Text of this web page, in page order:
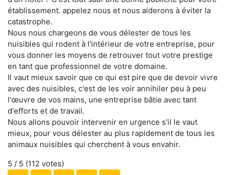
établissement. appelez nous et nous aiderons à éviter la
catastrophe.
Nous nous chargeons de vous délester de tous les
nuisibles qui rodent à l'intérieur de votre entreprise, pour
vous donner les moyens de retrouver tout votre prestige
en tant que professionnel de votre domaine.
Il vaut mieux savoir que ce qui est pire que de devoir vivre
avec des nuisibles, c'est de les voir annihiler peu à peu
l'œuvre de vos mains, une entreprise bâtie avec tant
d'efforts et de travail.
Nous allons pouvoir intervenir en urgence s'il le vaut
mieux, pour vous délester au plus rapidement de tous les
animaux nuisibles qui cherchent à vous envahir.
5 / 5 (112 votes)